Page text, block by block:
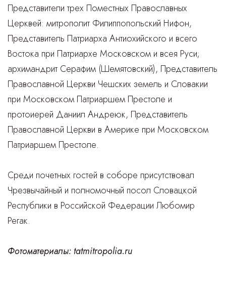
Представители трех Поместных Православных
Церквей: митрополит Филиппопольский Нифон,
Представитель Патриарха Антиохийского и всего
Востока при Патриархе Московском и всея Руси;
архимандрит Серафим (Шемятовский), Представитель
Православной Церкви Чешских земель и Словакии
при Московском Патриаршем Престоле и
протоиерей Даниил Андреюк, Представитель
Православной Церкви в Америке при Московском
Патриаршем Престоле.
Среди почетных гостей в соборе присутствовал
Чрезвычайный и полномочный посол Словацкой
Республики в Российской Федерации Любомир
Регак.
Фотоматериалы: tatmitropolia.ru